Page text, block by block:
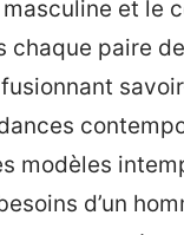
masculine et le
chaque paire de
modèles
d’un